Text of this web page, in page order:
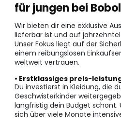
für jungen bei
Wir bieten dir eine exklusive
lieferbar ist und auf
Unser Fokus liegt auf der
einem reibungslosen
weltweit vertrauen.
• Erstklassiges preis-
Du investierst in Kleidung, die
Geschwisterkinder
langfristig dein Budget schont.
sich über viele Monate